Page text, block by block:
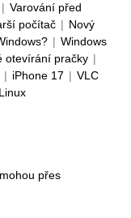
| Varování před
počítač | Nový
| Windows
otevírání pračky |
| iPhone 17 | VLC
přes